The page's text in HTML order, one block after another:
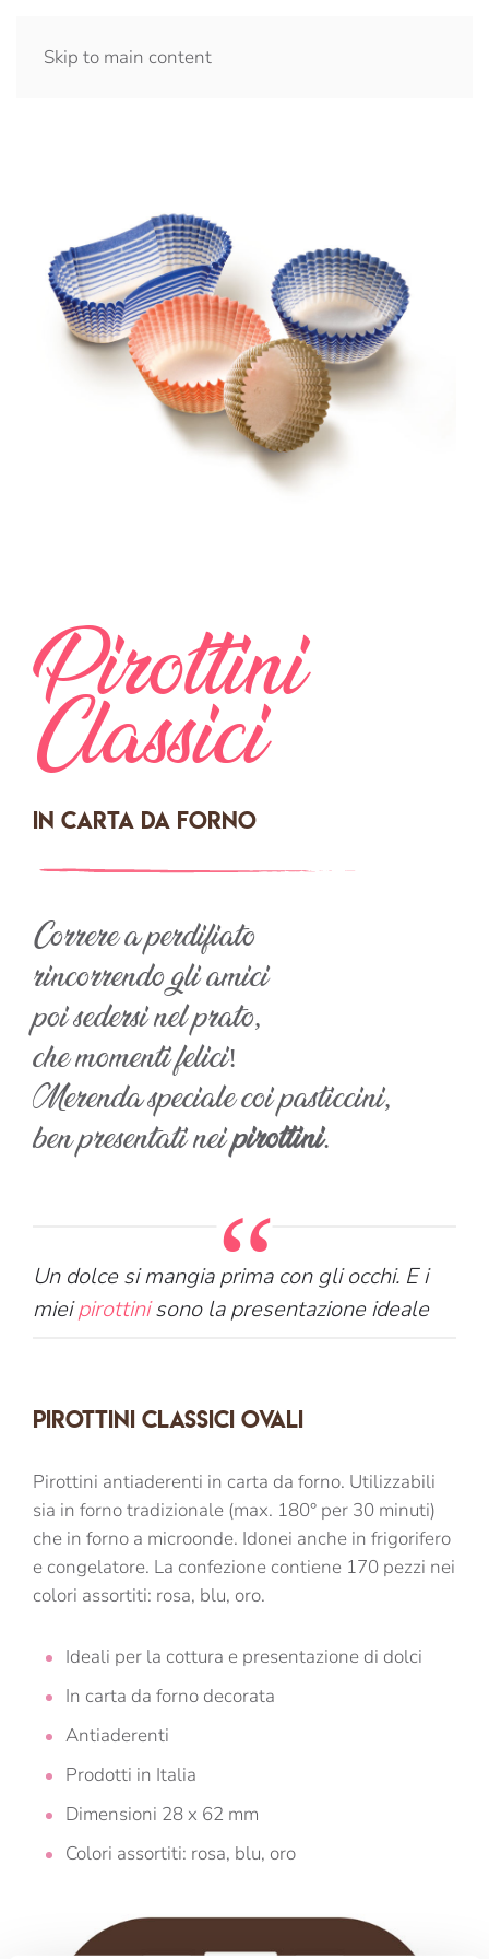
Skip to main content
Pirottini
Classici
In carta da forno
Correre a perdifiato
rincorrendo gli amici
poi sedersi nel prato,
che momenti felici!
Merenda speciale coi pasticcini,
ben presentati neipirottini.
Un dolce si mangia prima con gli occhi. E i
mieipirottinisono la presentazione ideale
Pirottini classici ovali
Pirottini antiaderenti in carta da forno. Utilizzabili
sia in forno tradizionale (max. 180° per 30 minuti)
che in forno a microonde. Idonei anche in frigorifero
e congelatore. La confezione contiene 170 pezzi nei
colori assortiti: rosa, blu, oro.
Ideali per la cottura e presentazione di dolci
In carta da forno decorata
Antiaderenti
Prodotti in Italia
Dimensioni 28 x 62 mm
Colori assortiti: rosa, blu, oro